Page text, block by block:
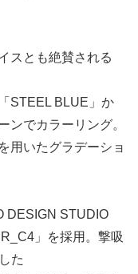
スとも絶賛される
STEEL BLUE」か
ンでカラーリング。
用いたグラデーショ
DESIGN STUDIO
」を採用。撃吸
た